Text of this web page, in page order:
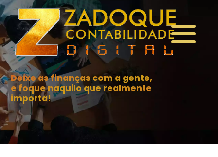
Deixe as finanças com a gente,
e foque naquilo que realmente
importa!